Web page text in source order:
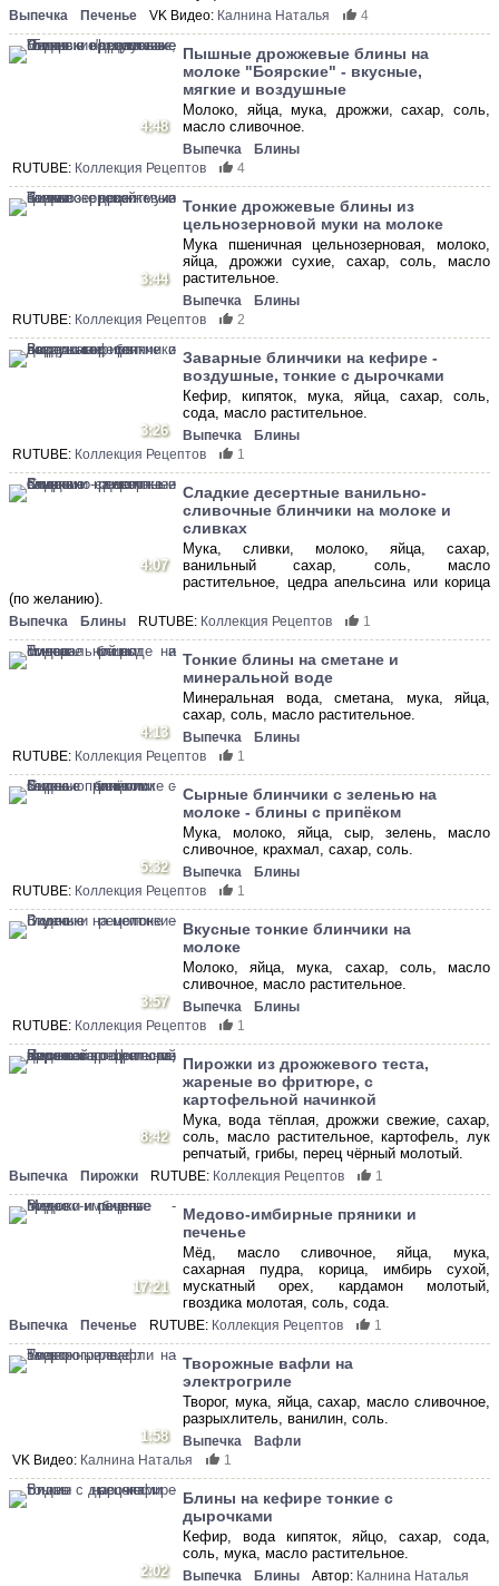
Выпечка Печенье VK Видео: Калнина Наталья 4
4:48
Пышные дрожжевые блины на
молоке "Боярские" - вкусные,
мягкие и воздушные
Молоко, яйца, мука, дрожжи, сахар, соль,
масло сливочное.
Выпечка
Блины
RUTUBE: Коллекция Рецептов 4
3:44
Тонкие дрожжевые блины из
цельнозерновой муки на молоке
Мука пшеничная цельнозерновая, молоко,
яйца, дрожжи сухие, сахар, соль, масло
растительное.
Выпечка
Блины
RUTUBE: Коллекция Рецептов 2
3:26
Заварные блинчики на кефире -
воздушные, тонкие с дырочками
Кефир, кипяток, мука, яйца, сахар, соль,
сода, масло растительное.
Выпечка
Блины
RUTUBE: Коллекция Рецептов 1
4:07
Сладкие десертные ванильно-
сливочные блинчики на молоке и
сливках
Мука, сливки, молоко, яйца, сахар,
ванильный сахар, соль, масло
растительное, цедра апельсина или корица
(по желанию).
Выпечка Блины RUTUBE: Коллекция Рецептов 1
4:13
Тонкие блины на сметане и
минеральной воде
Минеральная вода, сметана, мука, яйца,
сахар, соль, масло растительное.
Выпечка
Блины
RUTUBE: Коллекция Рецептов 1
5:32
Сырные блинчики с зеленью на
молоке - блины с припёком
Мука, молоко, яйца, сыр, зелень, масло
сливочное, крахмал, сахар, соль.
Выпечка
Блины
RUTUBE: Коллекция Рецептов 1
3:57
Вкусные тонкие блинчики на
молоке
Молоко, яйца, мука, сахар, соль, масло
сливочное, масло растительное.
Выпечка
Блины
RUTUBE: Коллекция Рецептов 1
8:42
Пирожки из дрожжевого теста,
жареные во фритюре, с
картофельной начинкой
Мука, вода тёплая, дрожжи свежие, сахар,
соль, масло растительное, картофель, лук
репчатый, грибы, перец чёрный молотый.
Выпечка Пирожки RUTUBE: Коллекция Рецептов 1
17:21
Медово-имбирные пряники и
печенье
Мёд, масло сливочное, яйца, мука,
сахарная пудра, корица, имбирь сухой,
мускатный орех, кардамон молотый,
гвоздика молотая, соль, сода.
Выпечка Печенье RUTUBE: Коллекция Рецептов 1
1:58
Творожные вафли на
электрогриле
Творог, мука, яйца, сахар, масло сливочное,
разрыхлитель, ванилин, соль.
Выпечка
Вафли
VK Видео: Калнина Наталья 1
2:02
Блины на кефире тонкие с
дырочками
Кефир, вода кипяток, яйцо, сахар, сода,
соль, мука, масло растительное.
Выпечка Блины Автор: Калнина Наталья